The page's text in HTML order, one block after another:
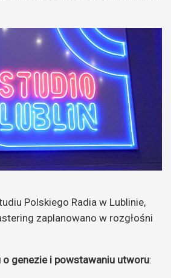
Polskiego Radia w Lublinie,
zaplanowano w rozgłośni
o genezie i powstawaniu utworu: